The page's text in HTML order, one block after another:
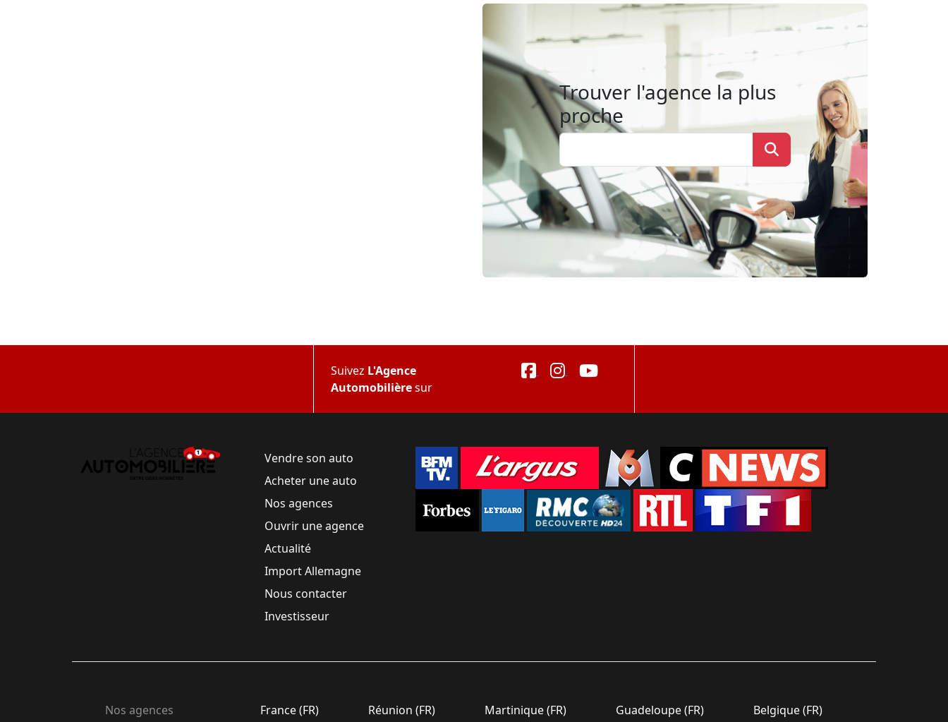
Trouver l'agence la plus
proche
Suivez L'Agence
Automobilièresur
Vendre son auto
Acheter une auto
Nos agences
Ouvrir une agence
Actualité
Import Allemagne
Nous contacter
Investisseur
Nos agences France (FR) Réunion (FR) Martinique (FR) Guadeloupe (FR) Belgique (FR)